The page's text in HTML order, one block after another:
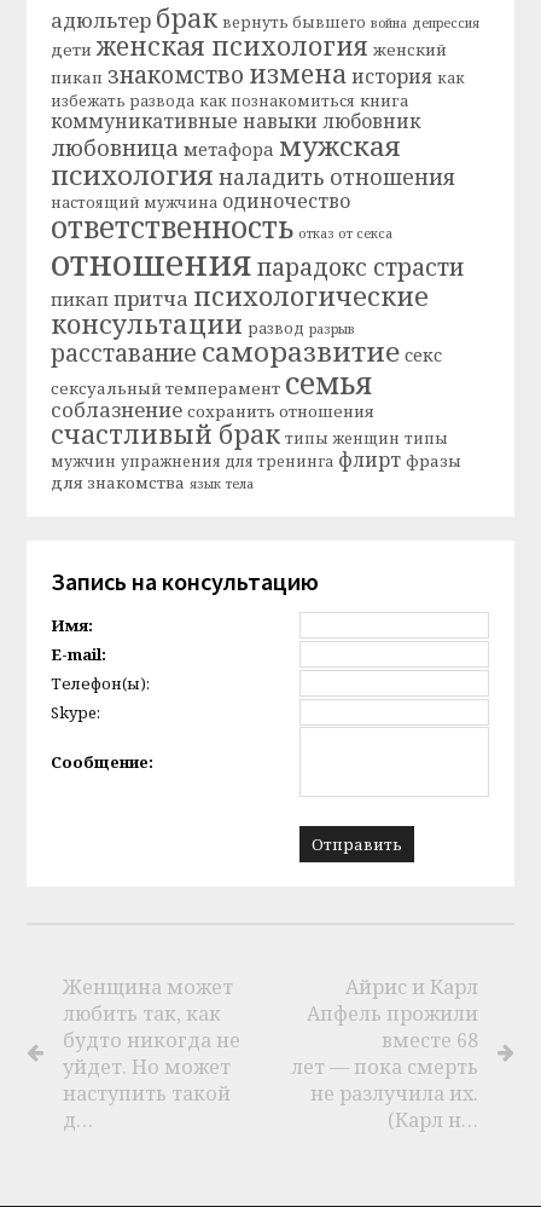
адюльтер брак вернуть бывшего война депрессия
дети женская психология женский
пикап знакомство измена история как
избежать развода как познакомиться книга
коммуникативные навыки любовник
любовница метафора мужская
психология наладить отношения
настоящий мужчина одиночество
ответственность отказ от секса
отношения парадокс страсти
пикап притча психологические
консультации развод разрыв
расставание саморазвитие секс
сексуальный темперамент семья
соблазнение сохранить отношения
счастливый брак типы женщин типы
мужчин упражнения для тренинга флирт фразы
для знакомства язык тела
Запись на консультацию
Имя:
E-mail:
Телефон(ы):
Skype:
Сообщение:
Женщина может
любить так, как
будто никогда не
уйдет. Но может
наступить такой
д…
Айрис и Карл
Апфель прожили
вместе 68
лет — пока смерть
не разлучила их.
(Карл н…